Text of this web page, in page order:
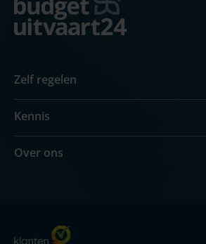
Zelf regelen
Kennis
Over ons